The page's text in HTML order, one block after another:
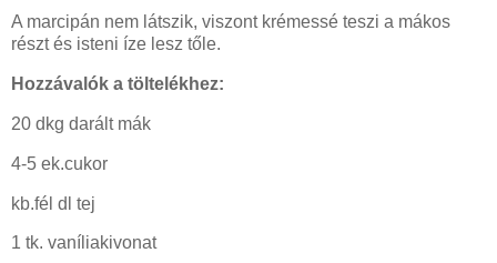
A marcipán nem látszik, viszont krémessé teszi a mákos
részt és isteni íze lesz tőle.
Hozzávalók a töltelékhez:
20 dkg darált mák
4-5 ek.cukor
kb.fél dl tej
1 tk. vaníliakivonat